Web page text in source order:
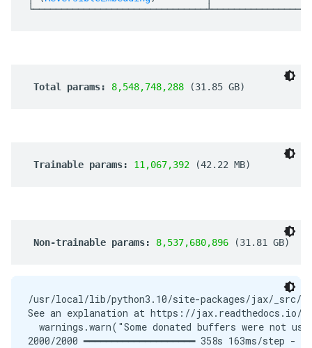
/usr/local/lib/python3.10/site-packages/jax/_src/
See an explanation at https://jax.readthedocs.io/
warnings.warn("Some donated buffers were not
2000/2000 ━━━━━━━━━━━━━━━━━━━━ 358s 163ms/